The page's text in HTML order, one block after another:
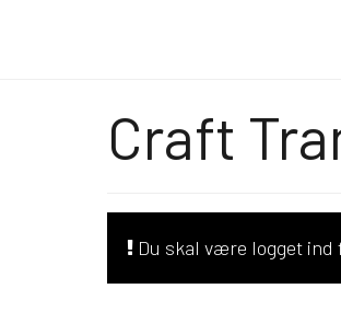
Craft
Du skal være logget